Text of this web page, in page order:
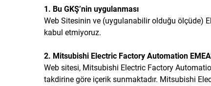
1. Bu GKŞ’nin uygulanması
Web Sitesinin ve (uygulanabilir olduğu ölçüde)
kabul etmiyoruz.
2. Mitsubishi Electric Factory Automation
Web sitesi, Mitsubishi Electric Factory
takdirine göre içerik sunmaktadır. Mitsubishi